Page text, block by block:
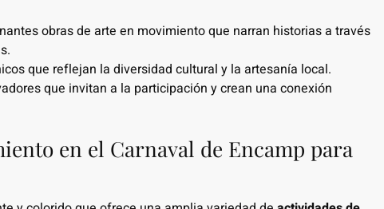
obras de arte en movimiento que narran historias a través
que reflejan la diversidad cultural y la artesanía local.
que invitan a la participación y crean una conexión
en el Carnaval de Encamp para